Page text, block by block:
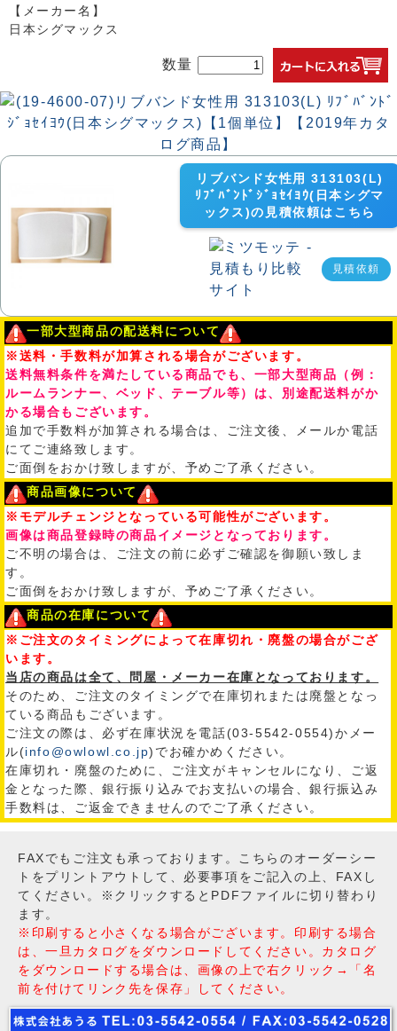
【メーカー名】
日本シグマックス
数量
リブバンド女性用 313103(L)
ﾘﾌﾞﾊﾞﾝﾄﾞｼﾞｮｾｲﾖｳ(日本シグマ
ックス)の見積依頼はこちら
見積依頼
一部大型商品の配送料について
※送料・手数料が加算される場合がございます。
送料無料条件を満たしている商品でも、一部大型商品（例：
ルームランナー、ベッド、テーブル等）は、別途配送料がか
かる場合もございます。
追加で手数料が加算される場合は、ご注文後、メールか電話
にてご連絡致します。
ご面倒をおかけ致しますが、予めご了承ください。
商品画像について
※モデルチェンジとなっている可能性がございます。
画像は商品登録時の商品イメージとなっております。
ご不明の場合は、ご注文の前に必ずご確認を御願い致しま
す。
ご面倒をおかけ致しますが、予めご了承ください。
商品の在庫について
※ご注文のタイミングによって在庫切れ・廃盤の場合がござ
います。
当店の商品は全て、問屋・メーカー在庫となっております。
そのため、ご注文のタイミングで在庫切れまたは廃盤となっ
ている商品もございます。
ご注文の際は、必ず在庫状況を電話(03-5542-0554)かメー
ル(info@owlowl.co.jp)でお確かめください。
在庫切れ・廃盤のために、ご注文がキャンセルになり、ご返
金となった際、銀行振り込みでお支払いの場合、銀行振込み
手数料は、ご返金できませんのでご了承ください。
FAXでもご注文も承っております。こちらのオーダーシー
トをプリントアウトして、必要事項をご記入の上、FAXし
てください。※クリックするとPDFファイルに切り替わり
ます。
※印刷すると小さくなる場合がございます。印刷する場合
は、一旦カタログをダウンロードしてください。カタログ
をダウンロードする場合は、画像の上で右クリック→「名
前を付けてリンク先を保存」してください。